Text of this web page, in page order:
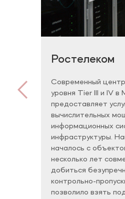
Ростелеком
Современный
уровня Tier III и IV в
предоставляет
вычислительных
информационных
инфраструктуры.
началось с
несколько лет
добиться
контрольно-
позволило взять